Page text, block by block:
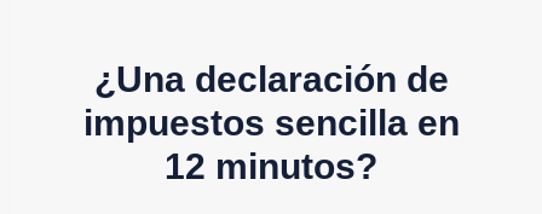
¿Una declaración de
impuestos sencilla en
12 minutos?